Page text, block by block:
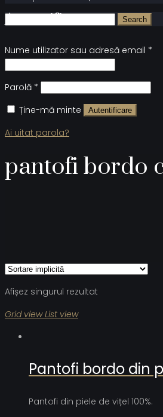
Autentificare
Nume utilizator sau adresă email *
Parolă *
Ține-mă minte
Autentificare
Ai uitat parola?
pantofi bordo
Afișez singurul rezultat
Grid view List view
Pantofi bordo din
Pantofi din piele de vițel 100%.